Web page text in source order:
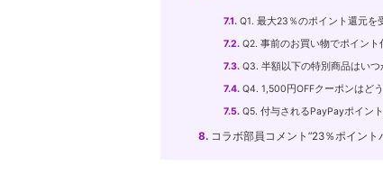
7.1. Q1. 最大23％のポイント還元を
7.2. Q2. 事前のお買い物でポイント
7.3. Q3. 半額以下の特別商品はいつ
7.4. Q4. 1,500円OFFクーポンはど
7.5. Q5. 付与されるPayPayポイン
8. コラボ部員コメント”23％ポイン